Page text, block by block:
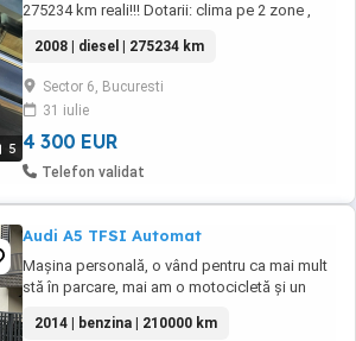
5
275234 km reali!!! Dotarii: clima pe 2 zone ,
pilot, faruri reglaj automat,stropitori
faruri,cotiera, navigatie originala, magazie cd
,frana mana automata, cutie automata 8+1,
padele volan moduri de condus, jante 19 ...
2008 | diesel | 275234 km
Sector 6, Bucuresti
31 iulie
4 300 EUR
Telefon validat
Audi A5 TFSI Automat
Mașina personală, o vând pentru ca mai mult
stă în parcare, mai am o motocicletă și un
garnitură capac + capac distribuție și
2014 | benzina | 210000 km